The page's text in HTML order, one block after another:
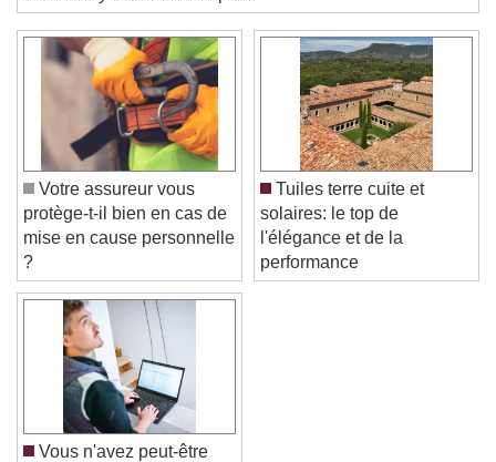
Beginning of dialog window. Escape will cancel
and close the window.
Text
Color Opacity
Text Background
Color Opacity
Caption Area Background
Font Size
Text Edge Style
en effet d'y ouvrir un campus.
Votre assureur vous
protège-t-il bien en cas de
mise en cause personnelle
?
Tuiles terre cuite et
solaires: le top de
l'élégance et de la
performance